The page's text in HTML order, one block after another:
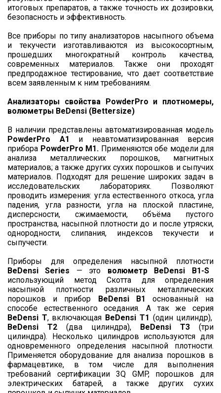
итоговых препаратов, а также точность их дозировки,
безопасность и эффективность.
Все приборы по типу анализаторов насыпного объема
и текучести изготавливаются из высокосортным,
прошедших многократный контроль качества,
современных материалов. Также они проходят
предпродажное тестирование, что дает соответствие
всем заявленным к ним требованиям.
Анализаторы свойства PowderPro и плотномеры,
волюметры BeDensi (Bettersize)
В наличии представлены автоматизированная модель
PowderPro A1 и неавтоматизированная версия
прибора PowderPro M1. Применяются обе модели для
анализа металлических порошков, магнитных
материалов; а также других сухих порошков и сыпучих
материалов. Подходят для решение широких задач в
исследовательских лабораториях.
Позволяют
проводить измерения: угла естественного откоса, угла
падения, угла разности, угла на плоской пластине,
дисперсности, сжимаемости, объёма пустого
пространства, насыпной плотности до и после утряски,
однородности, слипания, индексов текучести и
сыпучести.
Приборы для определения насыпной плотности
BeDensi Series — это волюметр BeDensi B1-S
использующий метод Скотта для определения
насыпной плотности различных металлических
порошков и прибор BeDensi B1 основанный на
способе естественного оседания. А так же серия
BeDensi T, включающая BeDensi T1 (один цилиндр),
BeDensi T2 (два цилиндра), BeDensi T3 (три
цилиндра). Несколько цилиндров используются для
одновременного определения насыпной плотности.
Применяется оборудование для анализа порошков в
фармацевтике, в том числе для выполнения
требований сертификации 3Q GMP, порошков для
электрических батарей, а также других сухих